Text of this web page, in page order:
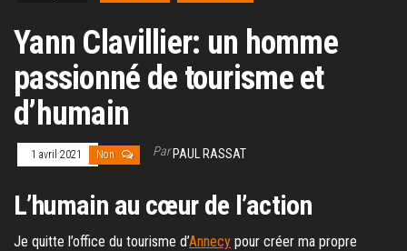
Yann Clavillier: un homme
passionné de tourisme et
d’humain
1 avril 2021 Non ParPAUL RASSAT
L’humain au cœur de l’action
Je quitte l’office du tourisme d’Annecy pour créer ma propre